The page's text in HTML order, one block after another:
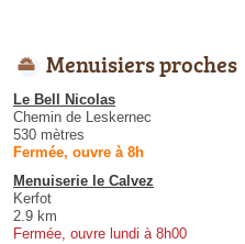
Menuisiers proches
Le Bell Nicolas
Chemin de Leskernec
530 mètres
Fermée, ouvre à 8h
Menuiserie le Calvez
Kerfot
2.9 km
Fermée, ouvre lundi à 8h00